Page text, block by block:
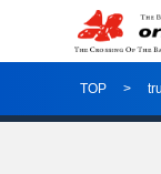
TOP